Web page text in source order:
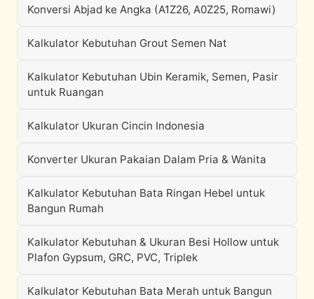
Konversi Abjad ke Angka (A1Z26, A0Z25, Romawi)
Kalkulator Kebutuhan Grout Semen Nat
Kalkulator Kebutuhan Ubin Keramik, Semen, Pasir
untuk Ruangan
Kalkulator Ukuran Cincin Indonesia
Konverter Ukuran Pakaian Dalam Pria & Wanita
Kalkulator Kebutuhan Bata Ringan Hebel untuk
Bangun Rumah
Kalkulator Kebutuhan & Ukuran Besi Hollow untuk
Plafon Gypsum, GRC, PVC, Triplek
Kalkulator Kebutuhan Bata Merah untuk Bangun